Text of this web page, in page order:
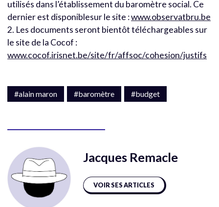
utilisés dans l’établissement du baromètre social. Ce
dernier est disponiblesur le site :www.observatbru.be
2. Les documents seront bientôt téléchargeables sur
le site de la Cocof :
www.cocof.irisnet.be/site/fr/affsoc/cohesion/justifs
#alain maron #baromètre #budget
Jacques Remacle
VOIR SES ARTICLES